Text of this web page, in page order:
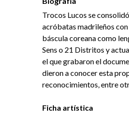
Trocos Lucos se
acróbatas madrileños
báscula coreana como
Sens o 21 Distritos y
el que grabaron el
dieron a conocer esta
reconocimientos, entre
Ficha artística